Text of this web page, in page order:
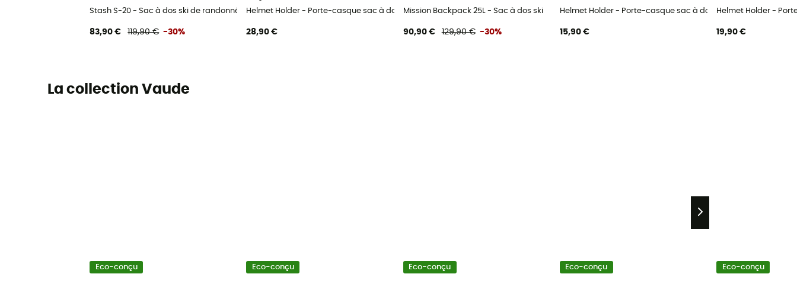
Stash S-20 - Sac à dos ski de randonnée
83,90 € 119,90 € -30%
Helmet Holder - Porte-casque sac à dos
28,90 €
Mission Backpack 25L - Sac à dos ski
90,90 € 129,90 € -30%
Helmet Holder - Porte-casque sac à dos
15,90 €
Helmet Holder -
19,90 €
La collection Vaude
Eco-conçu Eco-conçu Eco-conçu Eco-conçu Eco-conçu